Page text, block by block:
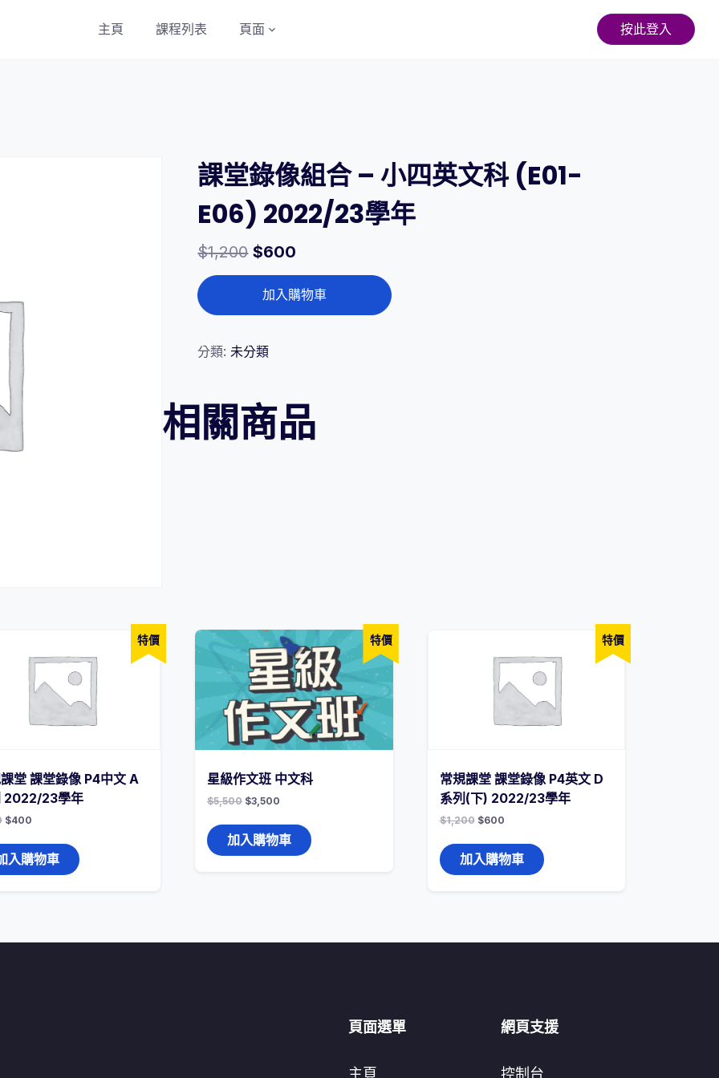
主頁 課程列表 頁面 按此登入
課堂錄像組合 – 小四英文科 (E01-
E06) 2022/23學年
$1,200 $600
課
堂
像
小
年
數
加入購物車
分類:未分類
相關商品
特價
堂 課堂錄像 P4中文 A
2022/23學年
$400
入購物車
特價
星級作文班 中文科
$5,500 $3,500
加入購物車
特價
常規課堂 課堂錄像 P4英文 D
系列(下) 2022/23學年
$1,200 $600
加入購物車
頁面選單
主頁
網頁支援
控制台